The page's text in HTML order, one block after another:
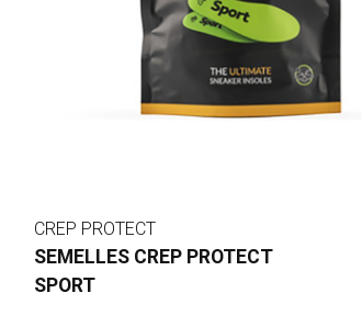
CREP PROTECT
SEMELLES CREP PROTECT
SPORT